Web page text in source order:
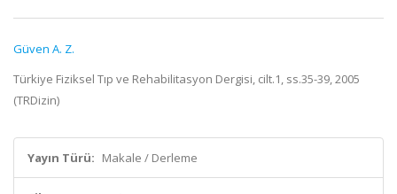
Güven A. Z.
Türkiye Fiziksel Tıp ve Rehabilitasyon Dergisi, cilt.1, ss.35-39, 2005
(TRDizin)
Yayın Türü: Makale / Derleme